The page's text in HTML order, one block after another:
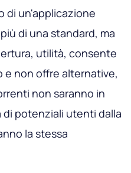
di un'applicazione
di una standard, ma
utilità, consente
e non offre alternative,
non saranno in
di potenziali utenti dalla
la stessa